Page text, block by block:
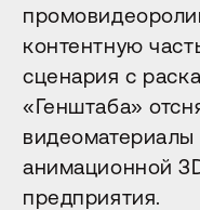
контентную
сценария с
«Генштаба»
анимационной
предприятия.